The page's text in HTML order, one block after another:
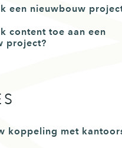
een nieuwbouw
content toe aan een
project?
koppeling met